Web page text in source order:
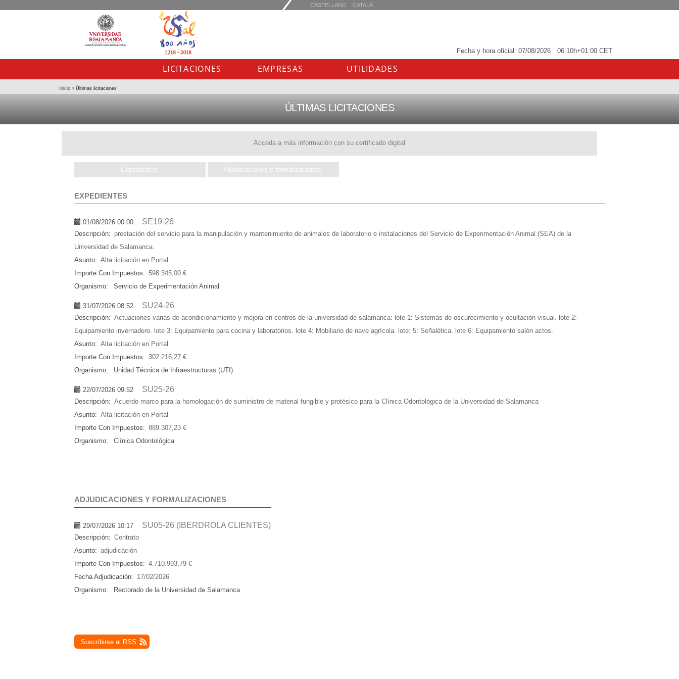
Fecha y hora oficial: 07/08/2026 06:10h+01:00 CET
Acceda a más información con su certificado digital
LICITACIONES EMPRESAS UTILIDADES
Inicio > Últimas licitaciones
ÚLTIMAS LICITACIONES
Expedientes Adjudicaciones y formalizaciones
EXPEDIENTES
01/08/2026 00:00 SE19-26
Descripción: prestación del servicio para la manipulación y mantenimiento de animales de laboratorio e instalaciones del Servicio de Experimentación Animal (SEA) de la
Universidad de Salamanca.
Asunto: Alta licitación en Portal
Importe Con Impuestos: 598.345,00 €
Organismo:
Servicio de Experimentación Animal
31/07/2026 08:52 SU24-26
Descripción: Actuaciones varias de acondicionamiento y mejora en centros de la universidad de salamanca: lote 1: Sistemas de oscurecimiento y ocultación visual. lote 2:
Equipamiento invernadero. lote 3: Equipamiento para cocina y laboratorios. lote 4: Mobiliario de nave agrícola. lote: 5: Señalética. lote 6: Equipamiento salón actos.
Asunto: Alta licitación en Portal
Importe Con Impuestos: 302.216,27 €
Organismo:
Unidad Técnica de Infraestructuras (UTI)
22/07/2026 09:52 SU25-26
Descripción: Acuerdo marco para la homologación de suministro de material fungible y protésico para la Clínica Odontológica de la Universidad de Salamanca
Asunto: Alta licitación en Portal
Importe Con Impuestos: 889.307,23 €
Organismo:
Clínica Odontológica
ADJUDICACIONES Y FORMALIZACIONES
29/07/2026 10:17 SU05-26 (IBERDROLA CLIENTES)
Descripción: Contrato
Asunto: adjudicación
Importe Con Impuestos: 4.710.993,79 €
Fecha Adjudicación: 17/02/2026
Organismo:
Rectorado de la Universidad de Salamanca
Suscribirse al RSS